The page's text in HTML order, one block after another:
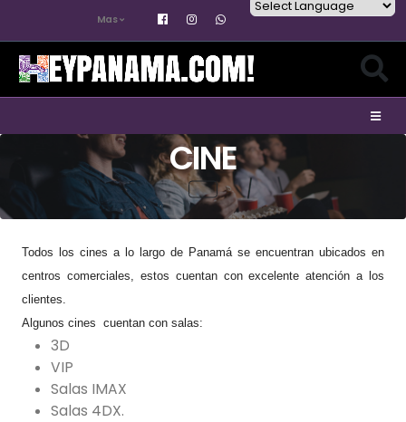
Mas
CINE
Todos los cines a lo largo de Panamá se encuentran ubicados en
centros comerciales, estos cuentan con excelente atención a los
clientes.
Algunos cines cuentan con salas:
3D
VIP
Salas IMAX
Salas 4DX.